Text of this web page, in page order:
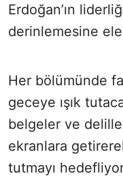
Erdoğan’ın
derinlemesine ele
Her bölümünde
geceye ışık
belgeler ve
ekranlara
tutmayı